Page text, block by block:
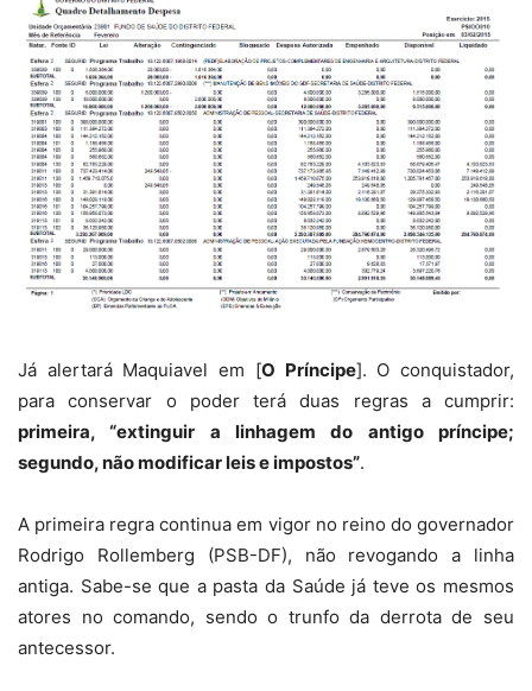
Já alertará Maquiavel em [O Príncipe]. O conquistador,
para conservar o poder terá duas regras a cumprir:
primeira, “extinguir a linhagem do antigo príncipe;
segundo, não modificar leis e impostos”.
A primeira regra continua em vigor no reino do governador
Rodrigo Rollemberg (PSB-DF), não revogando a linha
antiga. Sabe-se que a pasta da Saúde já teve os mesmos
atores no comando, sendo o trunfo da derrota de seu
antecessor.